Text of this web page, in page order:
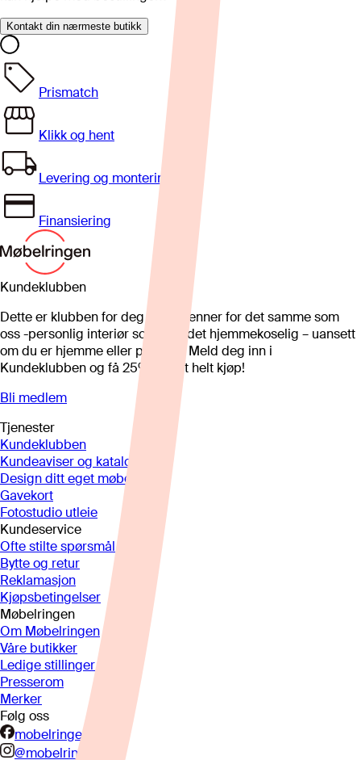
Kontakt din nærmeste butikk
Prismatch
Klikk og hent
Levering og montering
Finansiering
Kundeklubben
Dette er klubben for deg som brenner for det samme som
oss -personlig interiør som gjør det hjemmekoselig – uansett
om du er hjemme eller på hytta. Meld deg inn i
Kundeklubben og få 25%* på et helt kjøp!
Bli medlem
Tjenester
Kundeklubben
Kundeaviser og kataloger
Design ditt eget møbel
Gavekort
Fotostudio utleie
Kundeservice
Ofte stilte spørsmål
Bytte og retur
Reklamasjon
Kjøpsbetingelser
Møbelringen
Om Møbelringen
Våre butikker
Ledige stillinger
Presserom
Merker
Følg oss
mobelringen.no
@mobelringen